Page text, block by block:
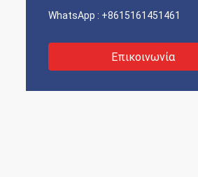
WhatsApp : +8615161451461
Επικοινωνία